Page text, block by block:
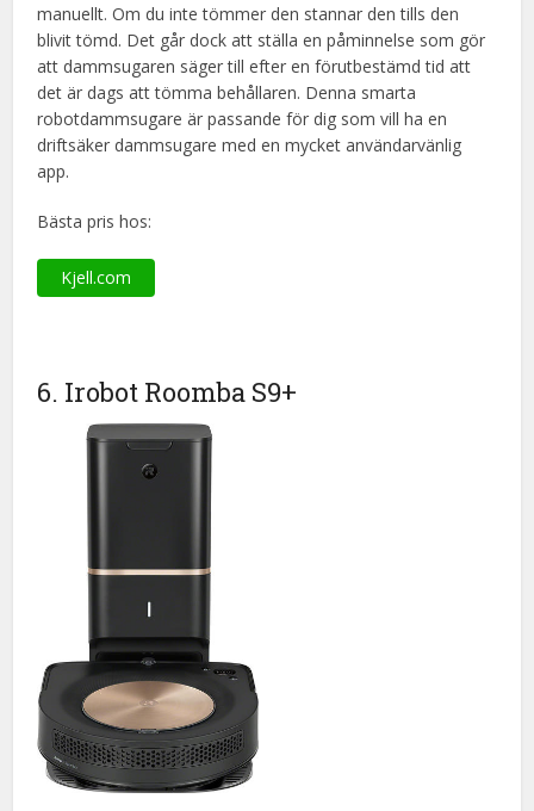
manuellt. Om du inte tömmer den stannar den tills den
blivit tömd. Det går dock att ställa en påminnelse som gör
att dammsugaren säger till efter en förutbestämd tid att
det är dags att tömma behållaren. Denna smarta
robotdammsugare är passande för dig som vill ha en
driftsäker dammsugare med en mycket användarvänlig
app.
Bästa pris hos:
Kjell.com
6. Irobot Roomba S9+